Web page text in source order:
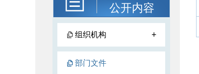
公开内容
组织机构 +
部门文件